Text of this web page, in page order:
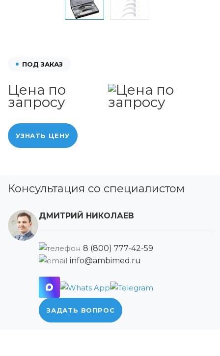
ПОД ЗАКАЗ
Цена по
запросу
УЗНАТЬ ЦЕНУ
Консультация со специалистом
ДМИТРИЙ НИКОЛАЕВ
8 (800) 777-42-59
info@ambimed.ru
ЗАДАТЬ ВОПРОС